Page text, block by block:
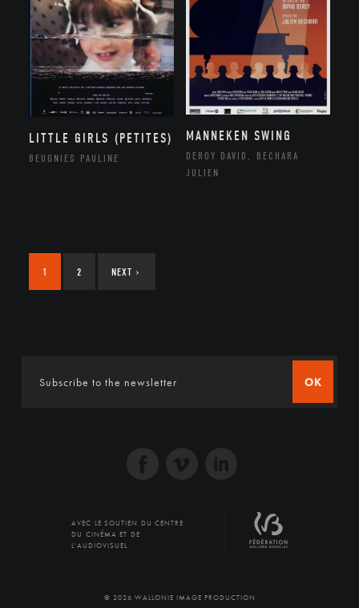
LITTLE GIRLS (PETITES)
BEUGNIES PAULINE
MANNEKEN SWING
DEROY DAVID, BECHARA
JULIEN
1 2 NEXT ›
OK
AVEC LE SOUTIEN DU CENTRE
DU CINÉMA ET DE
L'AUDIOVISUEL
© 2026 WALLONIE IMAGE PRODUCTION